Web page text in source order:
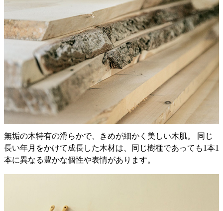
無垢の木特有の滑らかで、きめが細かく美しい木肌。 同じ
長い年月をかけて成長した木材は、同じ樹種であっても1本1
本に異なる豊かな個性や表情があります。